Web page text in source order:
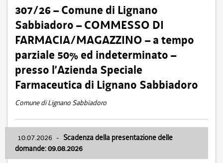
307/26 – Comune di Lignano
Sabbiadoro – COMMESSO DI
FARMACIA/MAGAZZINO – a tempo
parziale 50% ed indeterminato –
presso l’Azienda Speciale
Farmaceutica di Lignano Sabbiadoro
Comune di Lignano Sabbiadoro
10.07.2026 - Scadenza della presentazione delle
domande: 09.08.2026